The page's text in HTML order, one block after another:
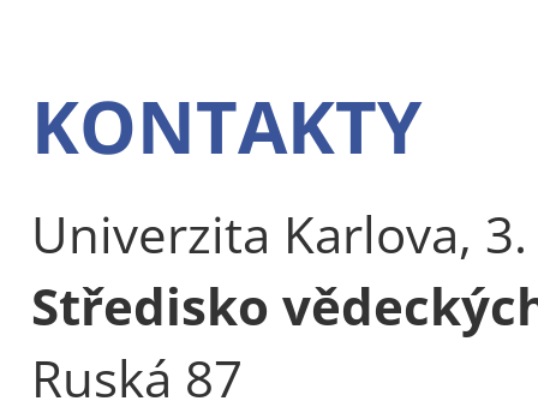
KONTAKTY
Univerzita Karlova,
Středisko
Ruská 87